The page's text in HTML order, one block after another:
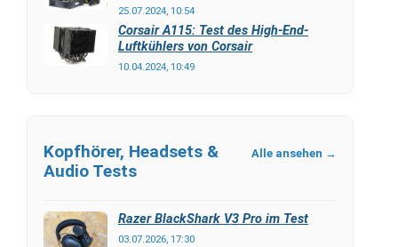
25.07.2024, 10:54
Corsair A115: Test des High-End-
Luftkühlers von Corsair
10.04.2024, 10:49
Kopfhörer, Headsets &
Audio Tests
Alle ansehen →
Razer BlackShark V3 Pro im Test
03.07.2026, 17:30